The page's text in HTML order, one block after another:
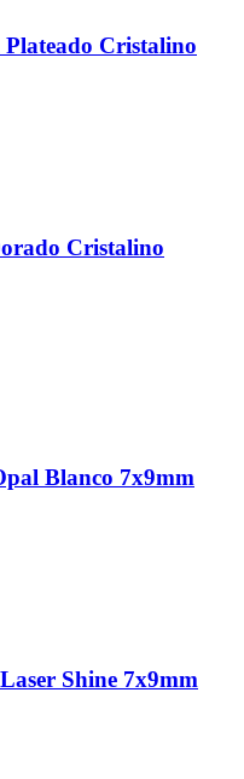
Cristalino
Cristalino
Blanco 7x9mm
Shine 7x9mm